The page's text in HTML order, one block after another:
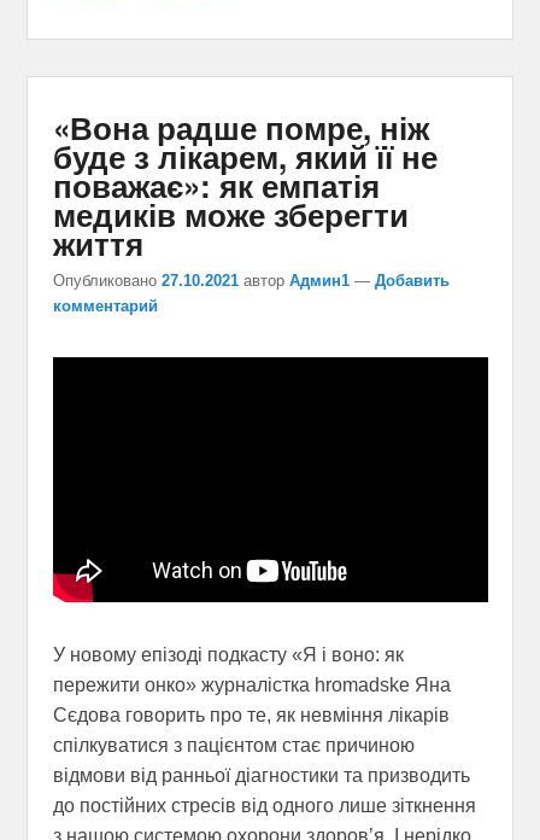
«Вона радше помре, ніж
буде з лікарем, який її не
поважає»: як емпатія
медиків може зберегти
життя
Опубликовано 27.10.2021 автор Админ1 — Добавить
комментарий
У новому епізоді подкасту «Я і воно: як
пережити онко» журналістка hromadske Яна
Сєдова говорить про те, як невміння лікарів
спілкуватися з пацієнтом стає причиною
відмови від ранньої діагностики та призводить
до постійних стресів від одного лише зіткнення